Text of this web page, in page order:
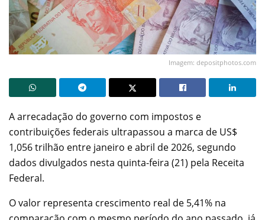
Imagem: depositphotos.com
A arrecadação do governo com impostos e
contribuições federais ultrapassou a marca de US$
1,056 trilhão entre janeiro e abril de 2026, segundo
dados divulgados nesta quinta-feira (21) pela Receita
Federal.
O valor representa crescimento real de 5,41% na